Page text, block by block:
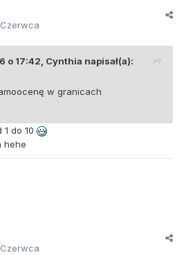
o 17:42, Cynthia napisał(a):
w granicach
do 10
hehe